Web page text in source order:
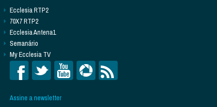
Ecclesia RTP2
70X7 RTP2
Ecclesia Antena1
Semanário
My Ecclesia TV
Assine a newsletter